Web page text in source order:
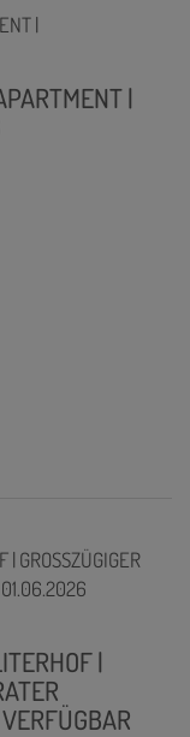
|
|